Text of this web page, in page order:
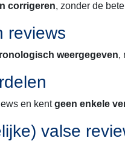
corrigeren, zonder de
reviews
weergegeven,
en kentgeen enkele
valse